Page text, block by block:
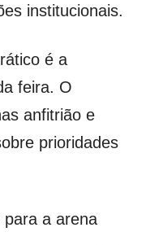
institucionais.
é a
feira. O
anfitrião e
prioridades
para a arena